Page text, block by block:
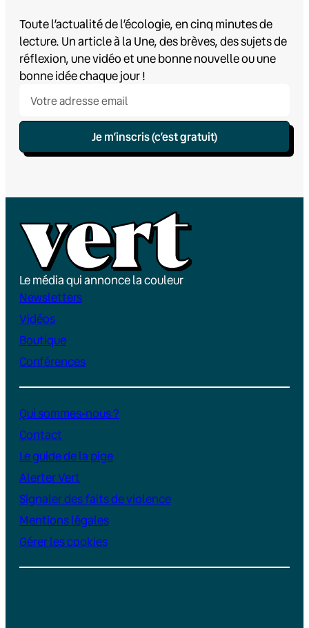
Toute l’actualité de l’écologie, en cinq minutes de
lecture. Un article à la Une, des brèves, des sujets de
réflexion, une vidéo et une bonne nouvelle ou une
bonne idée chaque jour !
Je m’inscris (c’est gratuit)
Le média qui annonce la couleur
Newsletters
Vidéos
Boutique
Conférences
Qui sommes-nous ?
Contact
Le guide de la pige
Alerter Vert
Signaler des faits de violence
Mentions légales
Gérer les cookies